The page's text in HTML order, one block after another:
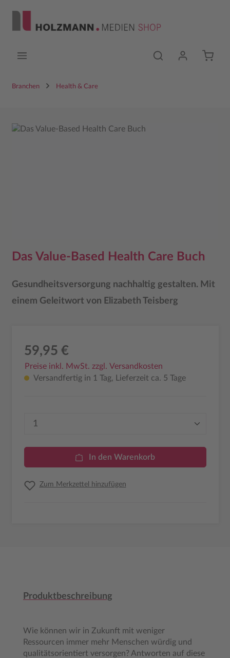
Branchen Health & Care
Bildergalerie überspringen
Das Value-Based Health Care Buch
Gesundheitsversorgung nachhaltig gestalten. Mit
einem Geleitwort von Elizabeth Teisberg
59,95 €
Preise inkl. MwSt. zzgl. Versandkosten
Versandfertig in 1 Tag, Lieferzeit ca. 5 Tage
Produkt Anzahl: Gib den gewünschten
In den Warenkorb
Zum Merkzettel hinzufügen
Produktbeschreibung
Wie können wir in Zukunft mit weniger
Ressourcen immer mehr Menschen würdig und
qualitätsorientiert versorgen? Antworten auf diese